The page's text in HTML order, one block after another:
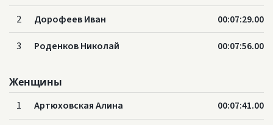
2 Дорофеев Иван 00:07:29.00
3 Роденков Николай 00:07:56.00
Женщины
1 Артюховская Алина 00:07:41.00